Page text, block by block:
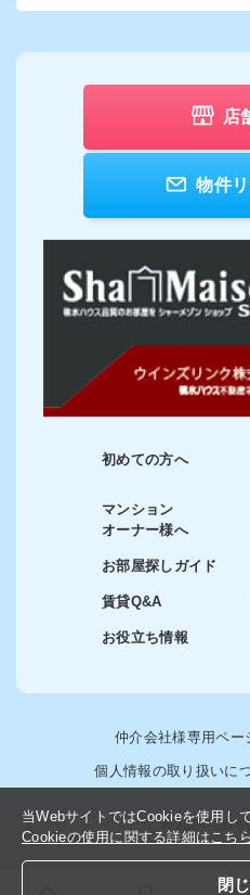
店
物件
初めての方へ
マンション
オーナー様へ
お部屋探しガイド
賃貸Q&A
お役立ち情報
仲介会社様専用ペー
個人情報の取り扱いに
© 2024-2026
当WebサイトではCookieを使用し
Cookieの使用に関する詳細はこち
閉